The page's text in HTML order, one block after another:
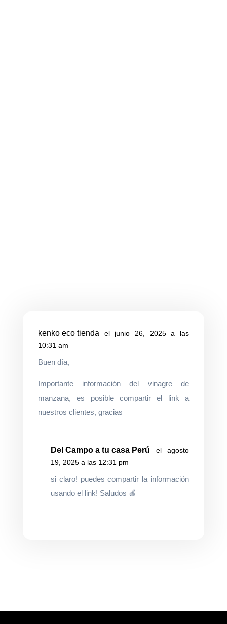
kenko eco tienda
el junio 26, 2025 a las
10:31 am
Buen día,
Importante información del vinagre de
manzana, es posible compartir el link a
nuestros clientes, gracias
Del Campo a tu casa Perú
el agosto
19, 2025 a las 12:31 pm
si claro! puedes compartir la información
usando el link! Saludos 🍎